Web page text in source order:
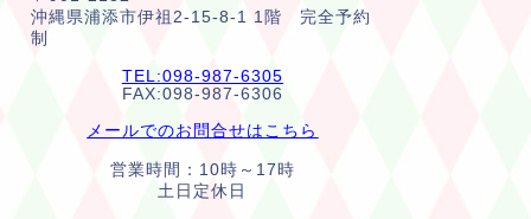
沖縄県浦添市伊祖2-15-8-1 1階 完全予約
制
TEL:098-987-6305
FAX:098-987-6306
メールでのお問合せはこちら
営業時間：10時～17時
土日定休日